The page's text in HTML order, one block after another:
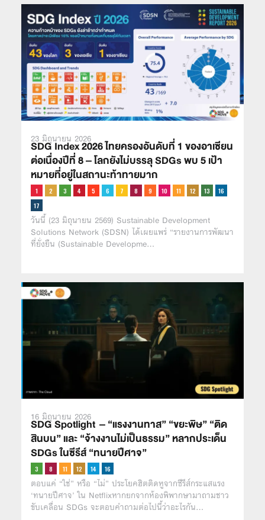
23 มิถุนายน 2026
SDG Index 2026 ไทยครองอันดับที่ 1 ของอาเซียน
ต่อเนื่องปีที่ 8 – โลกยังไม่บรรลุ SDGs พบ 5 เป้า
หมายที่อยู่ในสถานะท้าทายมาก
วันนี้ (23 มิถุนายน 2569) Sustainable Development
Solutions Network (SDSN) ได้เผยแพร่ “รายงานการพัฒนา
ที่ยั่งยืน (Sustainable Developme…
16 มิถุนายน 2026
SDG Spotlight – “แรงงานทาส” “ขยะพิษ” “ติด
สินบน” และ “จ้างงานไม่เป็นธรรม” หลากประเด็น
SDGs ในซีรีส์ “ทนายปีศาจ”
ตอบแค่ “ใช่” หรือ “ไม่” ประโยคฮิตติดหูจากซีรีส์กระแสแรง
‘ทนายปีศาจ’ ใน Netflixหากยกจากห้องพิพากษามาถามชาว
ขับเคลื่อน SDGs จะตอบคำถามต่อไปนี้ว่าอะไรกัน…